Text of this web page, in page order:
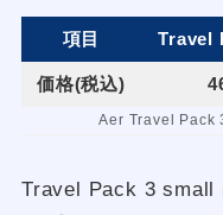
項目 Travel
価格(税込)
Aer Travel Pack
Travel Pack 3 small